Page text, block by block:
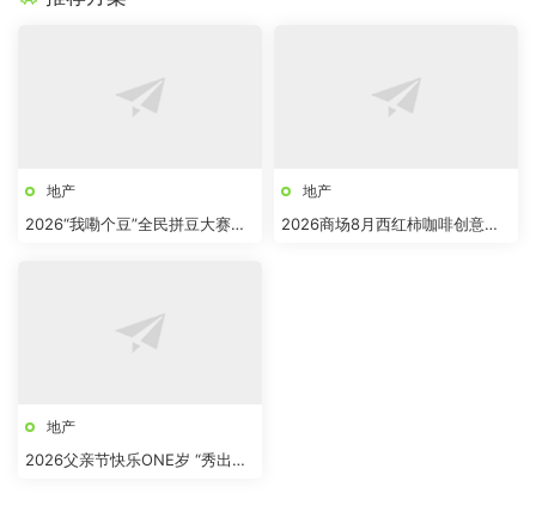
地产
2026“我嘞个豆”全民拼豆大赛主
地产
2026商场8月西红柿咖啡创意市
地产
2026父亲节快乐ONE岁 “秀出爸